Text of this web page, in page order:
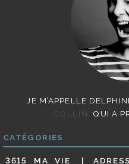
JE M’APPELLE
COLLIN
QUI A
CATÉGORIES
3615 MA VIE